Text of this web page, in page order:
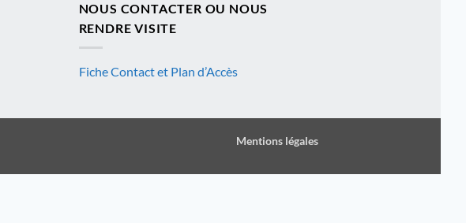
NOUS CONTACTER OU NOUS
RENDRE VISITE
Fiche Contact et Plan d’Accès
Mentions légales